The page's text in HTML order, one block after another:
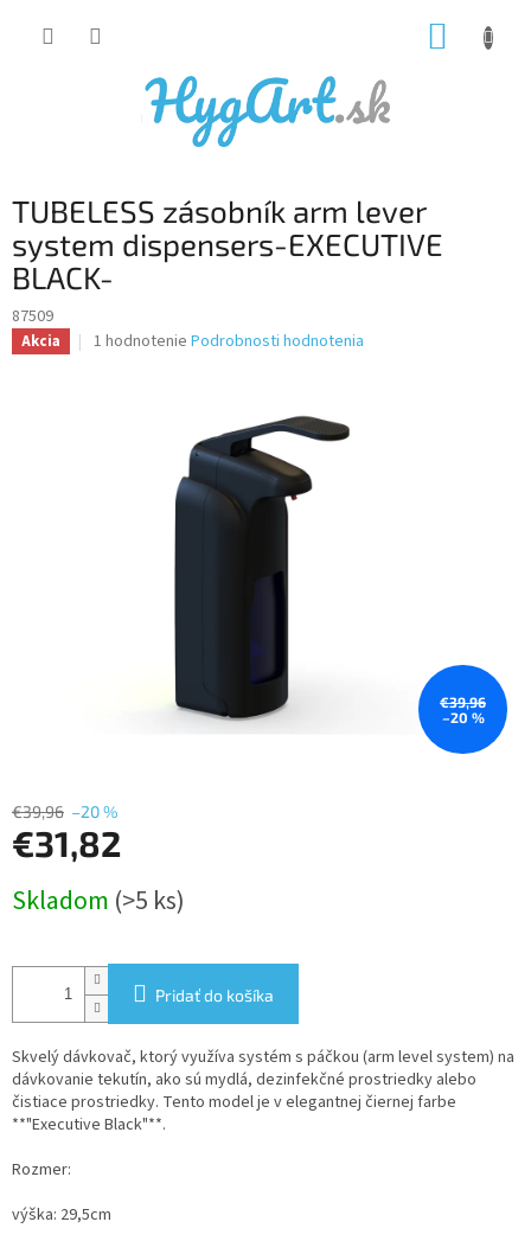
TUBELESS zásobník arm lever
system dispensers-EXECUTIVE
BLACK-
87509
Akcia
Priemerné
hviezdičiek.
1 hodnotenie Podrobnosti hodnotenia
€39,96
–20 %
€39,96 –20 %
€31,82
cena:
Skladom (>5 ks)
Pridať do košíka
Skvelý dávkovač, ktorý využíva systém s páčkou (arm level system) na
dávkovanie tekutín, ako sú mydlá, dezinfekčné prostriedky alebo
čistiace prostriedky. Tento model je v elegantnej čiernej farbe
**"Executive Black"**.
Rozmer:
výška: 29,5cm